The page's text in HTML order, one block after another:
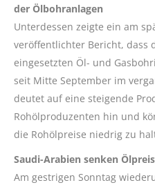
der Ölbohranlagen
Unterdessen zeigte ein am
veröffentlichter Bericht, dass
eingesetzten Öl- und
seit Mitte September im
deutet auf eine steigende
Rohölproduzenten hin und
die Rohölpreise niedrig zu
Saudi-Arabien senken
Am gestrigen Sonntag